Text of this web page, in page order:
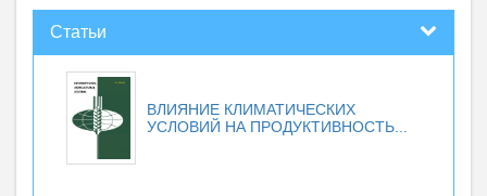
Статьи
ВЛИЯНИЕ КЛИМАТИЧЕСКИХ
УСЛОВИЙ НА ПРОДУКТИВНОСТЬ...